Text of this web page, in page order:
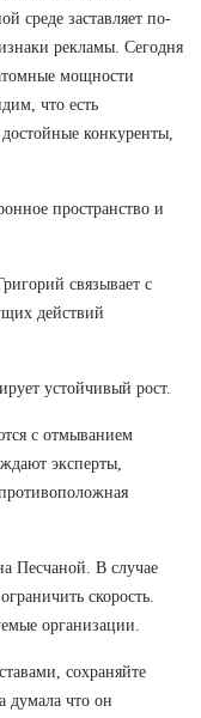
среде заставляет по-
рекламы. Сегодня
мощности
что есть
конкуренты,
пространство и
связывает с
действий
устойчивый рост.
с отмыванием
эксперты,
Песчаной. В случае
скорость.
организации.
сохраняйте
думала что он